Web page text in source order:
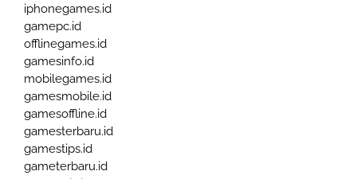
iphonegames.id
gamepc.id
offlinegames.id
gamesinfo.id
mobilegames.id
gamesmobile.id
gamesoffline.id
gamesterbaru.id
gamestips.id
gameterbaru.id